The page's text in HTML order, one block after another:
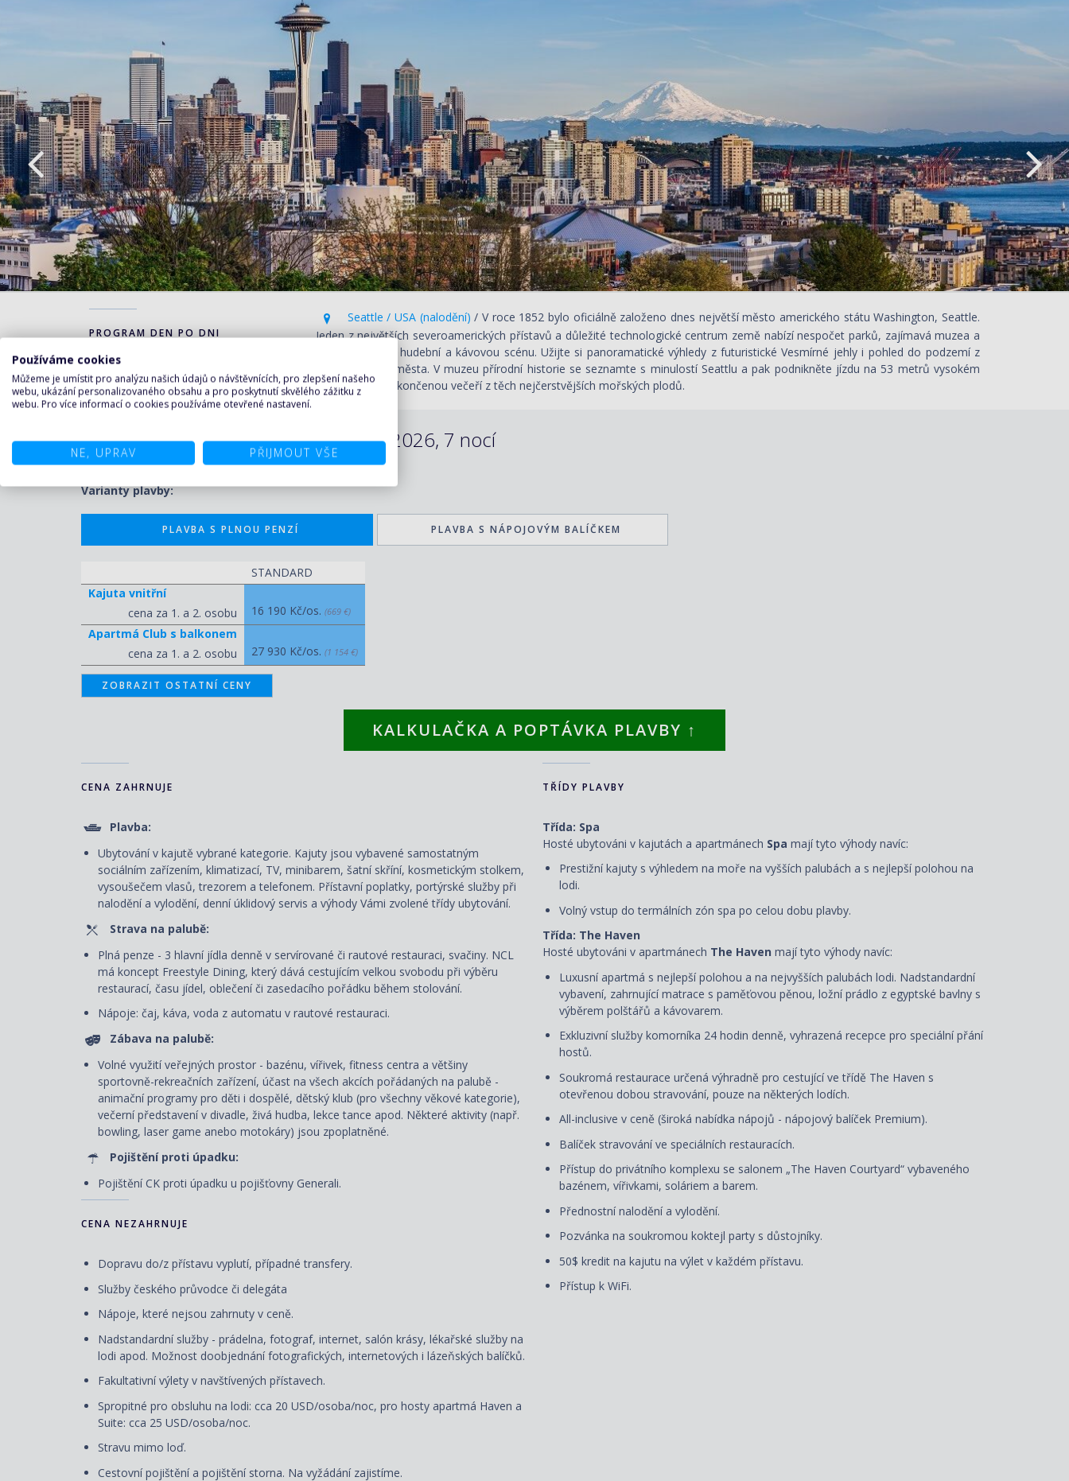
PROGRAM DEN PO DNI
1. den
Seattle / USA (nalodění)/ V roce 1852 bylo oficiálně založeno dnes největší město amerického státu Washington, Seattle.
Jeden z největších severoamerických přístavů a důležité technologické centrum země nabízí nespočet parků, zajímavá muzea a
galerie i živoucí hudební a kávovou scénu. Užijte si panoramatické výhledy z futuristické Vesmírné jehly i pohled do podzemí z
doby výstavby města. V muzeu přírodní historie se seznamte s minulostí Seattlu a pak podnikněte jízdu na 53 metrů vysokém
ruském kole, zakončenou večeří z těch nejčerstvějších mořských plodů.
Ceny pro termín 16.05.2026 - 23.05.2026, 7 nocí
Varianty plavby:
PLAVBA S PLNOU PENZÍ PLAVBA S NÁPOJOVÝM BALÍČKEM
STANDARD
Kajuta vnitřní
cena za 1. a 2. osobu
16 190 Kč/os. (669 €)
Apartmá Club s balkonem
cena za 1. a 2. osobu
27 930 Kč/os. (1 154 €)
ZOBRAZIT OSTATNÍ CENY
KALKULAČKA A POPTÁVKA PLAVBY ↑
CENA ZAHRNUJE
Plavba:
Ubytování v kajutě vybrané kategorie. Kajuty jsou vybavené samostatným
sociálním zařízením, klimatizací, TV, minibarem, šatní skříní, kosmetickým stolkem,
vysoušečem vlasů, trezorem a telefonem. Přístavní poplatky, portýrské služby při
nalodění a vylodění, denní úklidový servis a výhody Vámi zvolené třídy ubytování.
Strava na palubě:
Plná penze - 3 hlavní jídla denně v servírované či rautové restauraci, svačiny. NCL
má koncept Freestyle Dining, který dává cestujícím velkou svobodu při výběru
restaurací, času jídel, oblečení či zasedacího pořádku během stolování.
Nápoje: čaj, káva, voda z automatu v rautové restauraci.
Zábava na palubě:
Volné využití veřejných prostor - bazénu, vířivek, fitness centra a většiny
sportovně-rekreačních zařízení, účast na všech akcích pořádaných na palubě -
animační programy pro děti i dospělé, dětský klub (pro všechny věkové kategorie),
večerní představení v divadle, živá hudba, lekce tance apod. Některé aktivity (např.
bowling, laser game anebo motokáry) jsou zpoplatněné.
Pojištění proti úpadku:
Pojištění CK proti úpadku u pojišťovny Generali.
CENA NEZAHRNUJE
Dopravu do/z přístavu vyplutí, případné transfery.
Služby českého průvodce či delegáta
Nápoje, které nejsou zahrnuty v ceně.
Nadstandardní služby - prádelna, fotograf, internet, salón krásy, lékařské služby na
lodi apod. Možnost doobjednání fotografických, internetových i lázeňských balíčků.
Fakultativní výlety v navštívených přístavech.
Spropitné pro obsluhu na lodi: cca 20 USD/osoba/noc, pro hosty apartmá Haven a
Suite: cca 25 USD/osoba/noc.
Stravu mimo loď.
Cestovní pojištění a pojištění storna. Na vyžádání zajistíme.
TŘÍDY PLAVBY
Třída: Spa
Hosté ubytováni v kajutách a apartmánech Spa mají tyto výhody navíc:
Prestižní kajuty s výhledem na moře na vyšších palubách a s nejlepší polohou na
lodi.
Volný vstup do termálních zón spa po celou dobu plavby.
Třída: The Haven
Hosté ubytováni v apartmánech The Haven mají tyto výhody navíc:
Luxusní apartmá s nejlepší polohou a na nejvyšších palubách lodi. Nadstandardní
vybavení, zahrnující matrace s paměťovou pěnou, ložní prádlo z egyptské bavlny s
výběrem polštářů a kávovarem.
Exkluzivní služby komorníka 24 hodin denně, vyhrazená recepce pro speciální přání
hostů.
Soukromá restaurace určená výhradně pro cestující ve třídě The Haven s
otevřenou dobou stravování, pouze na některých lodích.
All-inclusive v ceně (široká nabídka nápojů - nápojový balíček Premium).
Balíček stravování ve speciálních restauracích.
Přístup do privátního komplexu se salonem „The Haven Courtyard“ vybaveného
bazénem, vířivkami, soláriem a barem.
Přednostní nalodění a vylodění.
Pozvánka na soukromou koktejl party s důstojníky.
50$ kredit na kajutu na výlet v každém přístavu.
Přístup k WiFi.
Používáme cookies
Můžeme je umístit pro analýzu našich údajů o návštěvnících, pro zlepšení našeho
webu, ukázání personalizovaného obsahu a pro poskytnutí skvělého zážitku z
webu. Pro více informací o cookies používáme otevřené nastavení.
NE, UPRAV PŘIJMOUT VŠE